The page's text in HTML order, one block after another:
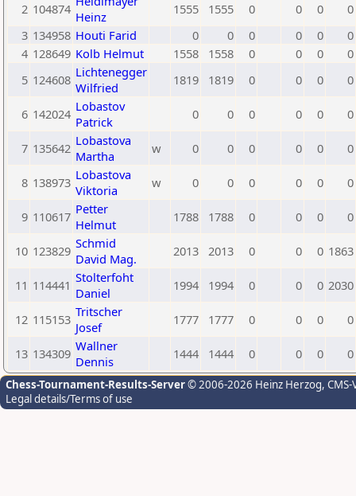
2 104874 Heinz
1555 1555 0 0 0
0
3 134958 Houti Farid 0 0 0 0 0
0
4 128649 Kolb Helmut 1558 1558 0 0 0
0
5 124608 Lichtenegger
Wilfried
1819 1819 0 0 0 0
6 142024 Lobastov
Patrick
0 0 0 0 0 0
7 135642 Lobastova
Martha
w 0 0 0 0 0 0
8 138973 Lobastova
Viktoria
w 0 0 0 0 0 0
9 110617 Petter
Helmut
1788 1788 0 0 0 0
10 123829 Schmid
David Mag.
2013 2013 0 0 0 1863
11 114441 Stolterfoht
Daniel
1994 1994 0 0 0 2030
12 115153 Tritscher
Josef
1777 1777 0 0 0 0
13 134309 Wallner
Dennis
1444 1444 0 0 0 0
Chess-Tournament-Results-Server© 2006-2026 Heinz Herzog,
Legal details/Terms of use